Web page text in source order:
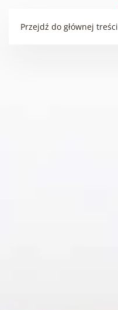
Przejdź do głównej treści